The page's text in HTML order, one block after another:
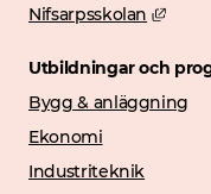
Nifsarpsskolan
Länk
Utbildningar och
Bygg & anläggning
Ekonomi
Industriteknik